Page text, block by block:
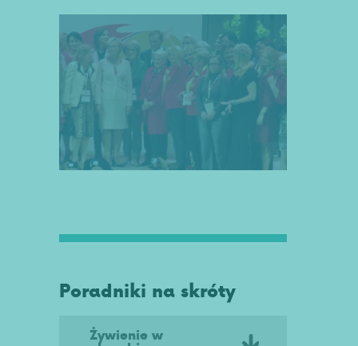
Poradniki na skróty
Żywienie w